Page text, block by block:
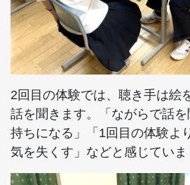
2回目の体験では、聴き手は絵
話を聞きます。「ながらで話
持ちになる」「1回目の体験よ
気を失くす」などと感じていま